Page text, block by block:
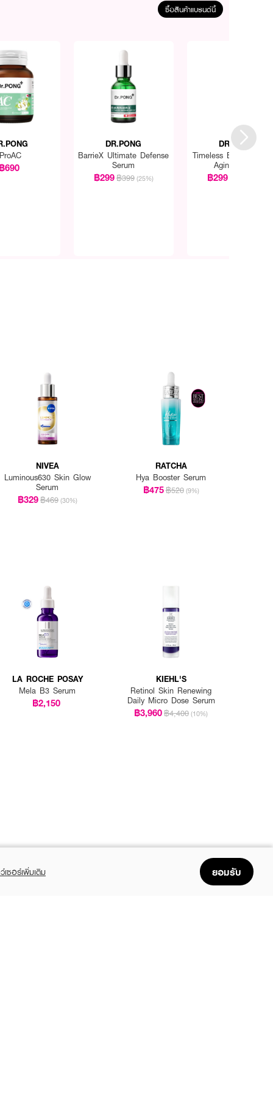
ซื้อสินค้าแบรนด์นี้
ProAC
฿690
DR.PONG
BarrieX Ultimate Defense
Serum
฿299฿399 (25%)
DR.PONG
Timeless Bakuchiol
Aging Serum
฿299
NIVEA
Luminous630 Skin Glow
Serum
฿329฿469 (30%)
RATCHA
Hya Booster Serum
฿475฿520 (9%)
LA ROCHE POSAY
Mela B3 Serum
฿2,150
KIEHL'S
Retinol Skin Renewing
Daily Micro Dose Serum
฿3,960฿4,400 (10%)
เซอร์เพิ่มเติม ยอมรับ